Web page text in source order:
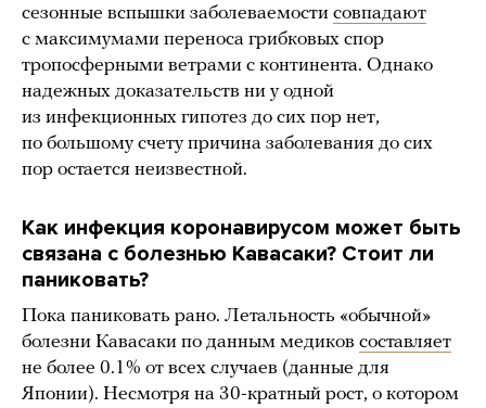
сезонные вспышки заболеваемости совпадают
с максимумами переноса грибковых спор
тропосферными ветрами с континента. Однако
надежных доказательств ни у одной
из инфекционных гипотез до сих пор нет,
по большому счету причина заболевания до сих
пор остается неизвестной.
Как инфекция коронавирусом может быть
связана с болезнью Кавасаки? Стоит ли
паниковать?
Пока паниковать рано. Летальность «обычной»
болезни Кавасаки по данным медиков составляет
не более 0.1% от всех случаев (данные для
Японии). Несмотря на 30-кратный рост, о котором